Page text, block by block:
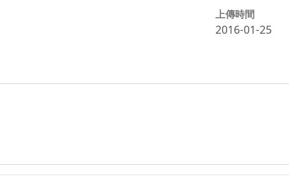
上傳時間
2016-01-25